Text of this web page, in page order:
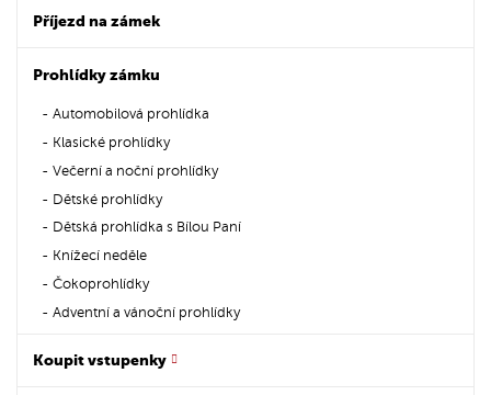
Příjezd na zámek
Prohlídky zámku
Automobilová prohlídka
Klasické prohlídky
Večerní a noční prohlídky
Dětské prohlídky
Dětská prohlídka s Bílou Paní
Knížecí neděle
Čokoprohlídky
Adventní a vánoční prohlídky
Koupit vstupenky